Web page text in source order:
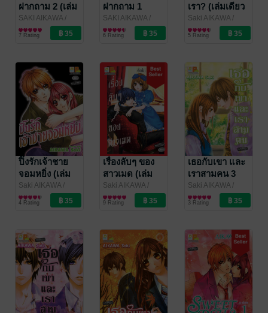
ฝากถาม 2 (เล่ม
จบ)
SAKI AIKAWA/
Bongkoch
Publishing
การ์ตูนผู้หญิง
7 Rating
ฝากถาม 1
SAKI AIKAWA/
Bongkoch
Publishing
การ์ตูนผู้หญิง
6 Rating
เรา? (เล่มเดียว
จบ)
Saki AIKAWA/
Bongkoch
Publishing
การ์ตูนผู้หญิง
5 Rating
ปิ๊งรักเจ้าชาย
จอมหยิ่ง (เล่ม
เดียวจบ)
Saki AIKAWA/
Bongkoch
Publishing
การ์ตูนผู้หญิง
4 Rating
เรื่องลับๆ ของ
สาวเมด (เล่ม
เดียวจบ)
Saki AIKAWA/
Bongkoch
Publishing
การ์ตูนผู้หญิง
9 Rating
เธอกับเขา และ
เราสามคน 3
(เล่มจบ)
Saki AIKAWA/
Bongkoch
Publishing
การ์ตูนผู้หญิง
3 Rating